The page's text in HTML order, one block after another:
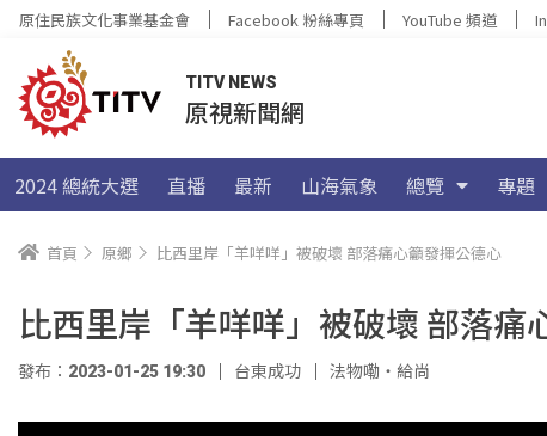
原住民族文化事業基金會 Facebook 粉絲專頁 YouTube 頻道
TITV NEWS
原視新聞網
2024 總統大選 直播 最新 山海氣象 總覽 專題
首頁 原鄉 比西里岸「羊咩咩」被破壞 部落痛心籲發揮公德心
比西里岸「羊咩咩」被破壞 部落痛
發布：2023-01-25 19:30 台東成功 法物嘞‧給尚